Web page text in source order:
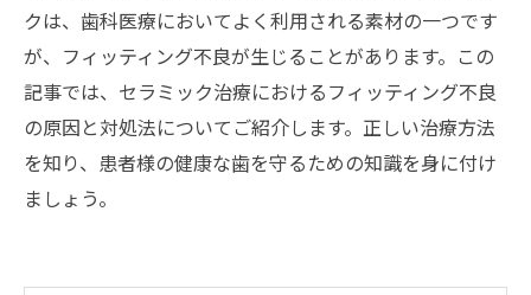
クは、歯科医療においてよく利用される素材の一つです
が、フィッティング不良が生じることがあります。この
記事では、セラミック治療におけるフィッティング不良
の原因と対処法についてご紹介します。正しい治療方法
を知り、患者様の健康な歯を守るための知識を身に付け
ましょう。